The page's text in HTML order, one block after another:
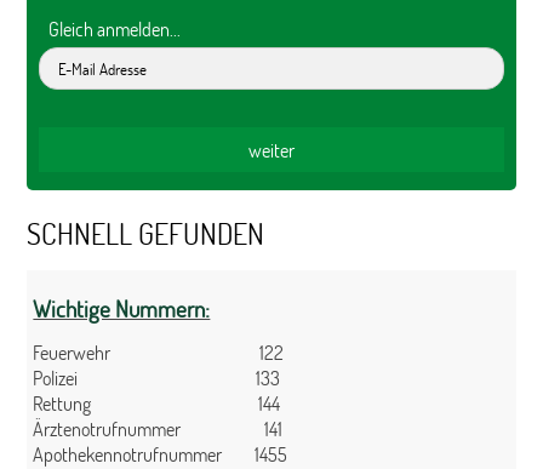
Gleich anmelden...
SCHNELL GEFUNDEN
Wichtige Nummern:
Feuerwehr 122
Polizei 133
Rettung 144
Ärztenotrufnummer 141
Apothekennotrufnummer 1455